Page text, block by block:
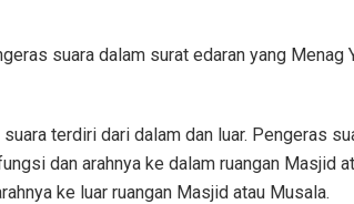
suara dalam surat edaran yang Menag
terdiri dari dalam dan luar. Pengeras
dan arahnya ke dalam ruangan Masjid
ke luar ruangan Masjid atau Musala.